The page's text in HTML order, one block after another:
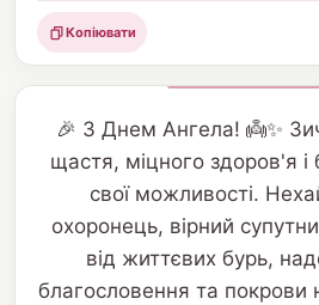
Поділитися
Копіювати
🎉 З Днем Ангела! 👼✨
щастя, міцного здоров'я і
свої можливості.
охоронець, вірний
від життєвих бурь,
благословення та покрови